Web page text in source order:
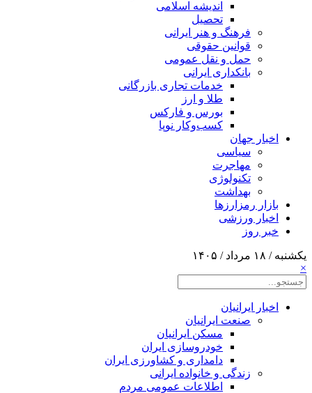
اندیشه اسلامی
تحصیل
فرهنگ و هنر ایرانی
قوانین حقوقی
حمل و نقل عمومی
بانکداری ایرانی
خدمات تجاری بازرگانی
طلا و ارز
بورس و فارکس
کسب‌وکار نوپا
اخبار جهان
سیاسی
مهاجرت
تکنولوژی
بهداشت
بازار رمزارزها
اخبار ورزشی
خبر روز
یکشنبه / ۱۸ مرداد / ۱۴۰۵
×
اخبار ایرانیان
صنعت ایرانیان
مسکن ایرانیان
خودروسازی ایران
دامداری و کشاورزی ایران
زندگی و خانواده ایرانی
اطلاعات عمومی مردم